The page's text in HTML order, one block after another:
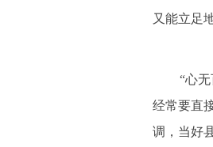
又能立足
“心无
经常要直
调，当好